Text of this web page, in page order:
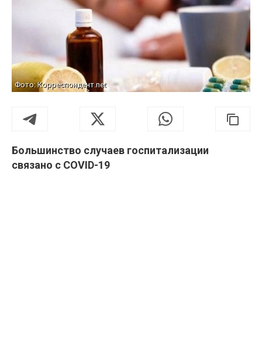
Фото: Корреспондент.net
Большинство случаев госпитализации
связано с COVID-19